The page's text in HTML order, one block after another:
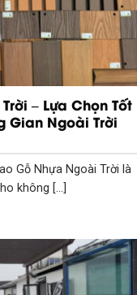
– Lựa Chọn Tốt
Gian Ngoài Trời
Gỗ Nhựa Ngoài Trời là
không [...]